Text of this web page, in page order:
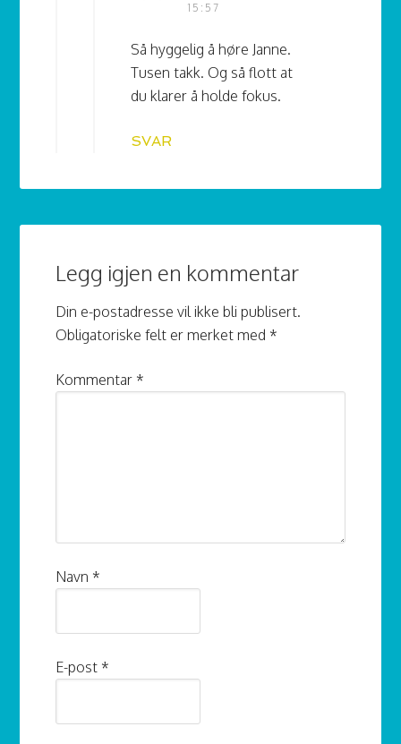
15:57
Så hyggelig å høre Janne.
Tusen takk. Og så flott at
du klarer å holde fokus.
SVAR
Legg igjen en kommentar
Din e-postadresse vil ikke bli publisert.
Obligatoriske felt er merket med *
Kommentar *
Navn *
E-post *